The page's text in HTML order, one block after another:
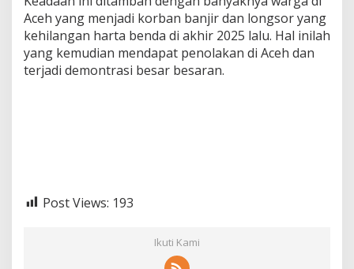
Aceh yang menjadi korban banjir dan longsor yang
kehilangan harta benda di akhir 2025 lalu. Hal inilah
yang kemudian mendapat penolakan di Aceh dan
terjadi demontrasi besar besaran.
Post Views: 193
Ikuti Kami